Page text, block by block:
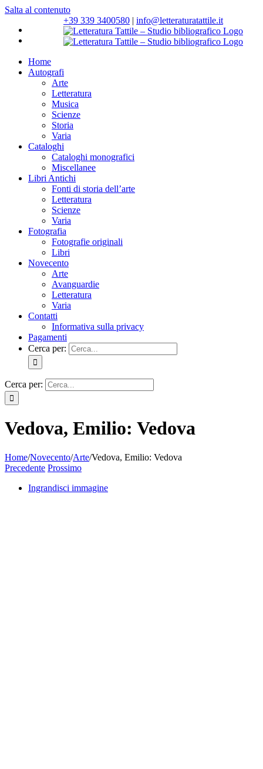
Salta al contenuto
+39 339 3400580 | info@letteraturatattile.it
Home
Autografi
Arte
Letteratura
Musica
Scienze
Storia
Varia
Cataloghi
Cataloghi monografici
Miscellanee
Libri Antichi
Fonti di storia dell’arte
Letteratura
Scienze
Varia
Fotografia
Fotografie originali
Libri
Novecento
Arte
Avanguardie
Letteratura
Varia
Contatti
Informativa sulla privacy
Pagamenti
Cerca per:
Cerca per:
Vedova, Emilio: Vedova
Home/Novecento/Arte/Vedova, Emilio: Vedova
Precedente Prossimo
Ingrandisci immagine